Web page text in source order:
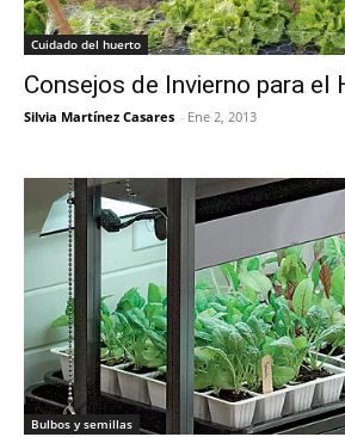
Cuidado del huerto
Consejos de Invierno para el
Silvia Martínez Casares - Ene 2, 2013
Bulbos y semillas